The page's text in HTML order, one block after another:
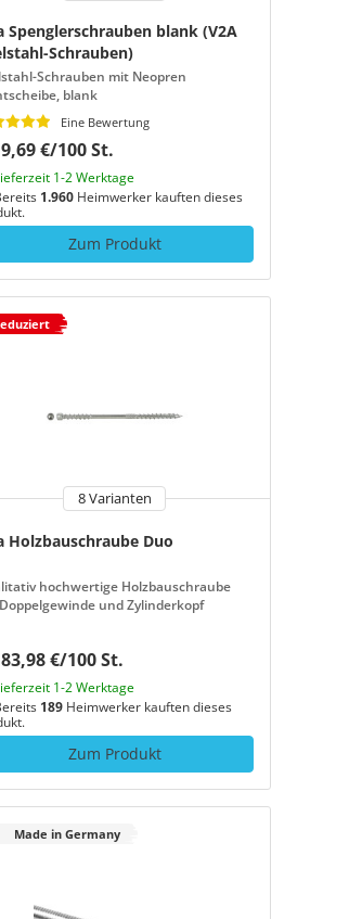
Spenglerschrauben blank (V2A
Schrauben)
Schrauben mit Neopren
blank
Eine Bewertung
€/100 St.
1-2 Werktage
1.960 Heimwerker kauften dieses
Zum Produkt
8 Varianten
Holzbauschraube Duo
hochwertige Holzbauschraube
und Zylinderkopf
€/100 St.
1-2 Werktage
189 Heimwerker kauften dieses
Zum Produkt
Made in Germany